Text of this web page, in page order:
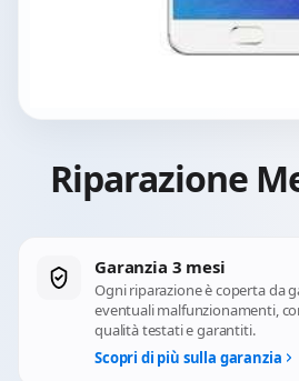
Riparazione
Garanzia 3 mesi
Ogni riparazione è coperta da
eventuali malfunzionamenti,
qualità testati e garantiti.
Scopri di più sulla garanzia